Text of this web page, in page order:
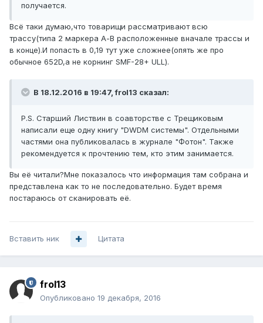
получается.
Всё таки думаю,что товарищи рассматривают всю
трассу(типа 2 маркера А-В расположенные вначале трассы и
в конце).И попасть в 0,19 тут уже сложнее(опять же про
обычное 652D,а не корнинг SMF-28+ ULL).
В 18.12.2016 в 19:47, frol13 сказал:
P.S. Старший Листвин в соавторстве с Трещиковым
написали еще одну книгу "DWDM системы". Отдельными
частями она публиковалась в журнале "Фотон". Также
рекомендуется к прочтению тем, кто этим занимается.
Вы её читали?Мне показалось что информация там собрана и
представлена как то не последовательно. Будет время
постараюсь от сканировать её.
Вставить ник Цитата
frol13
Опубликовано 19 декабря, 2016